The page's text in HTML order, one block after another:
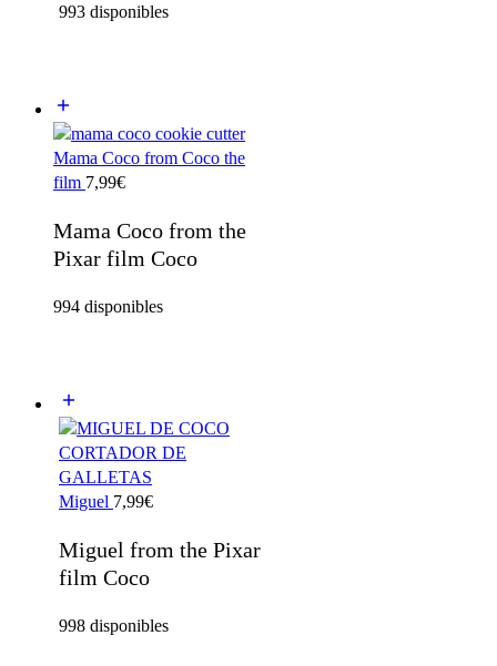
993 disponibles
Mama Coco from Coco the
film 7,99€
Mama Coco from the
Pixar film Coco
994 disponibles
Miguel 7,99€
Miguel from the Pixar
film Coco
998 disponibles